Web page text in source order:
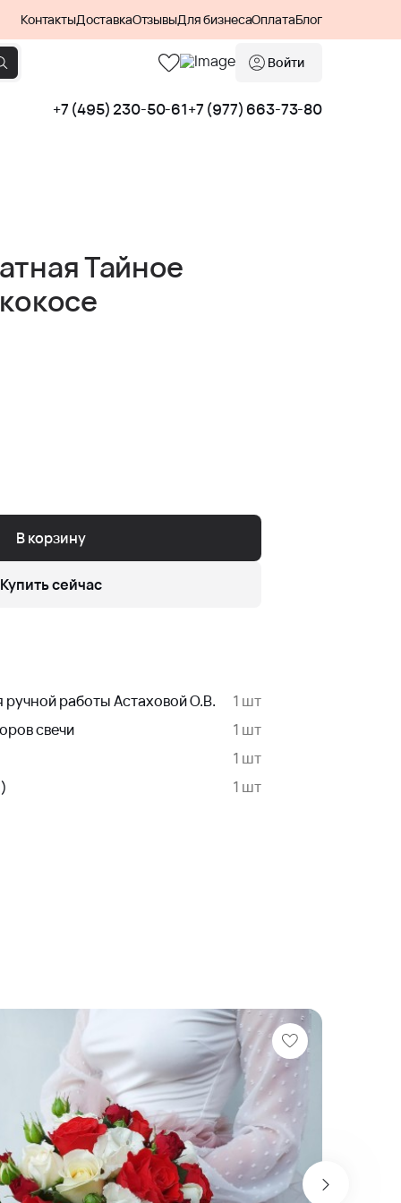
КонтактыДоставкаОтзывыДля бизнесаОплатаБлог
Войти
+7 (495) 230-50-61+7 (977) 663-73-80
Тайное
В корзину
Купить сейчас
ручной работы Астаховой О.В.
1 шт
свечи
1 шт
1 шт
1 шт